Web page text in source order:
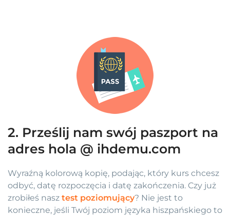
2. Prześlij nam swój paszport na
adres hola @ ihdemu.com
Wyraźną kolorową kopię, podając, który kurs chcesz
odbyć, datę rozpoczęcia i datę zakończenia. Czy już
zrobiłeś nasz test poziomujący? Nie jest to
konieczne, jeśli Twój poziom języka hiszpańskiego to